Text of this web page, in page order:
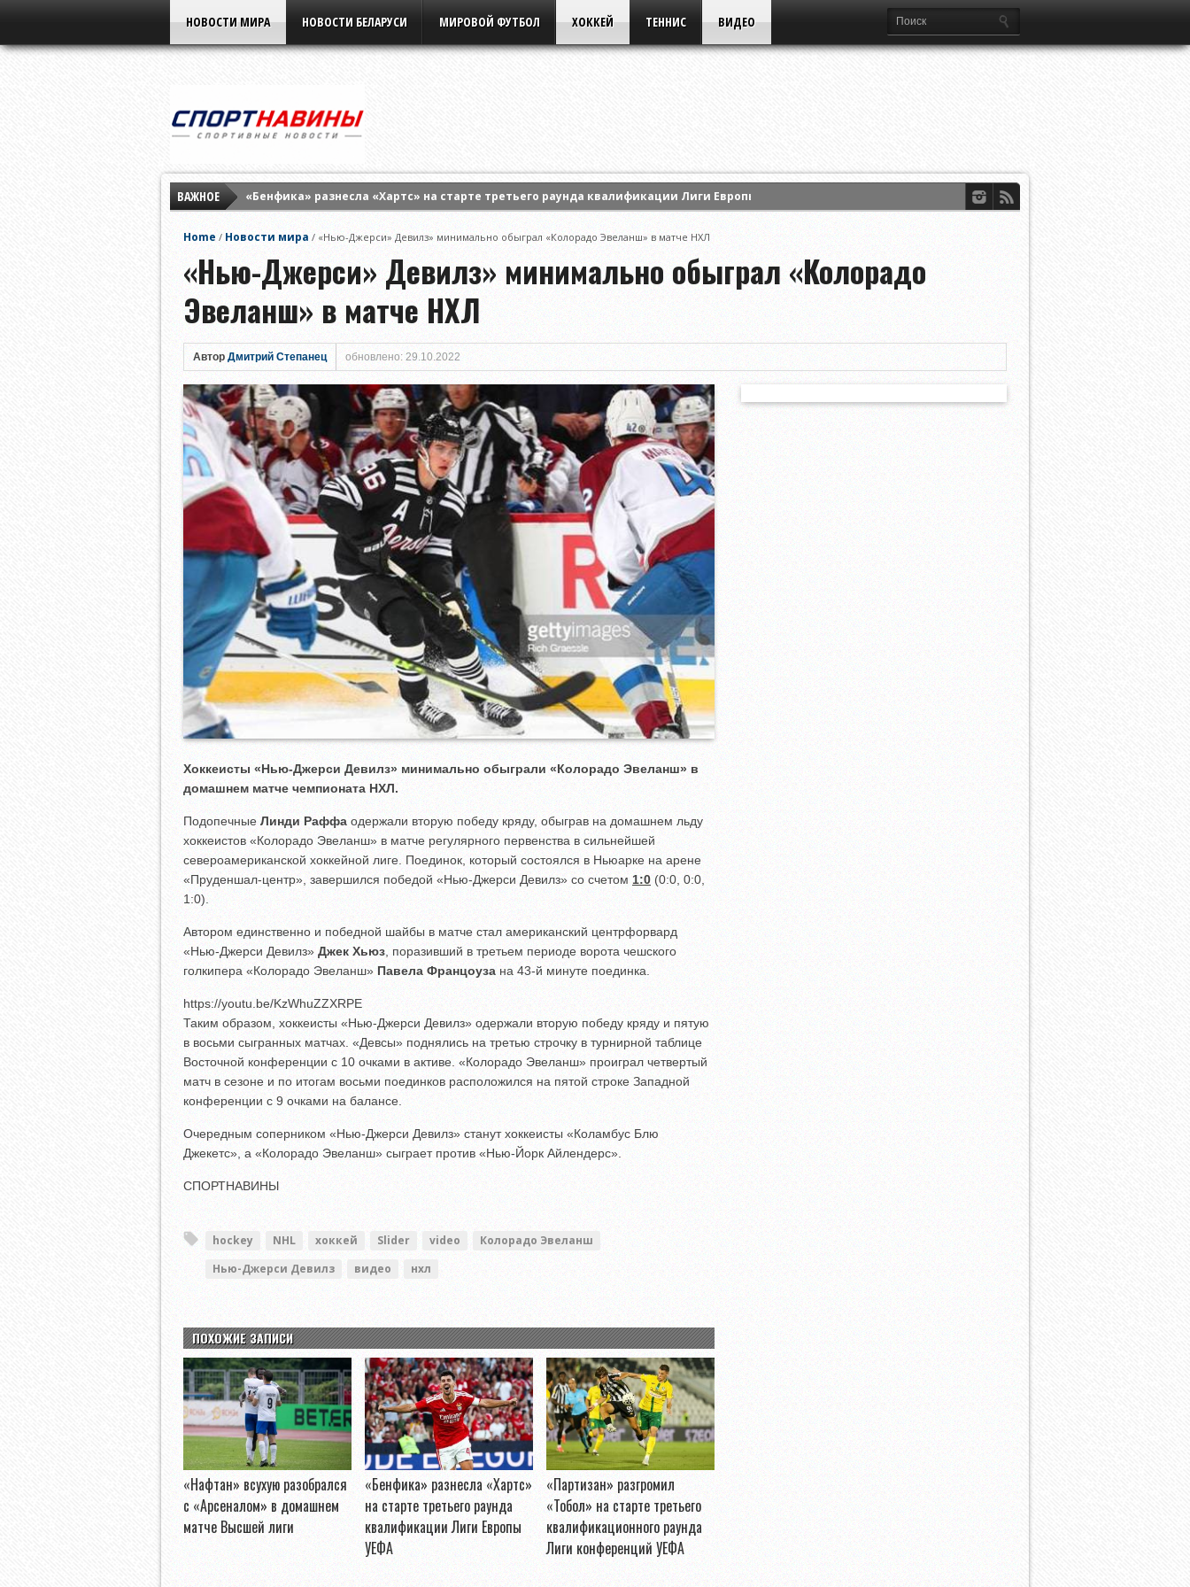
НОВОСТИ МИРА НОВОСТИ БЕЛАРУСИ МИРОВОЙ ФУТБОЛ ХОККЕЙ ТЕННИС ВИДЕО
ВАЖНОЕ
«Бенфика» разнесла «Хартс» на старте третьего раунда квалификации Лиги Европы УЕФА
Home / Новости мира / «Нью-Джерси» Девилз» минимально обыграл «Колорадо Эвеланш» в матче НХЛ
«Нью-Джерси» Девилз» минимально обыграл «Колорадо
Эвеланш» в матче НХЛ
Автор Дмитрий Степанец обновлено: 29.10.2022
Хоккеисты «Нью-Джерси Девилз» минимально обыграли «Колорадо Эвеланш» в
домашнем матче чемпионата НХЛ.
Подопечные Линди Раффа одержали вторую победу кряду, обыграв на домашнем льду
хоккеистов «Колорадо Эвеланш» в матче регулярного первенства в сильнейшей
североамериканской хоккейной лиге. Поединок, который состоялся в Ньюарке на арене
«Пруденшал-центр», завершился победой «Нью-Джерси Девилз» со счетом 1:0 (0:0, 0:0,
1:0).
Автором единственно и победной шайбы в матче стал американский центрфорвард
«Нью-Джерси Девилз» Джек Хьюз , поразивший в третьем периоде ворота чешского
голкипера «Колорадо Эвеланш» Павела Францоуза на 43-й минуте поединка.
https://youtu.be/KzWhuZZXRPE
Таким образом, хоккеисты «Нью-Джерси Девилз» одержали вторую победу кряду и пятую
в восьми сыгранных матчах. «Девсы» поднялись на третью строчку в турнирной таблице
Восточной конференции с 10 очками в активе. «Колорадо Эвеланш» проиграл четвертый
матч в сезоне и по итогам восьми поединков расположился на пятой строке Западной
конференции с 9 очками на балансе.
Очередным соперником «Нью-Джерси Девилз» станут хоккеисты «Коламбус Блю
Джекетс», а «Колорадо Эвеланш» сыграет против «Нью-Йорк Айлендерс».
СПОРТНАВИНЫ
hockey NHL хоккей Slider video
Колорадо Эвеланш
Нью-Джерси Девилз
видео нхл
ПОХОЖИЕ ЗАПИСИ
«Нафтан» всухую разобрался
с «Арсеналом» в домашнем
матче Высшей лиги
«Бенфика» разнесла «Хартс»
на старте третьего раунда
квалификации Лиги Европы
УЕФА
«Партизан» разгромил
«Тобол» на старте третьего
квалификационного раунда
Лиги конференций УЕФА